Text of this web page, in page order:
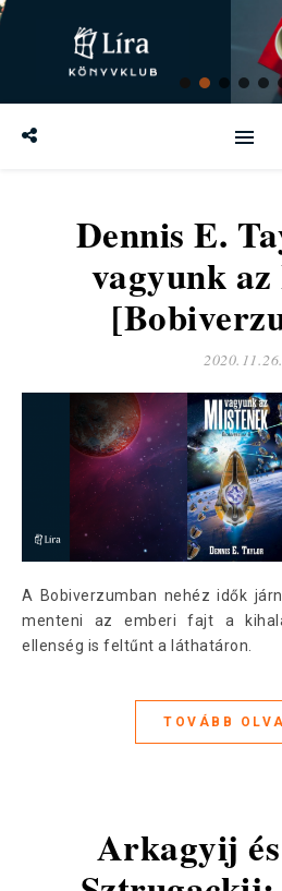
Dennis E.
vagyunk
2020.11.26.
A Bobiverzumban nehéz idők járnak.. Valahogy meg kéne
menteni az emberi fajt a
ellenség is feltűnt a láthatáron.
TOVÁBB
Arkagyij